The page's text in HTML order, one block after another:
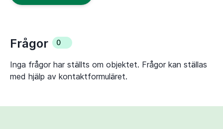
Frågor 0
Inga frågor har ställts om objektet. Frågor kan ställas
med hjälp av kontaktformuläret.